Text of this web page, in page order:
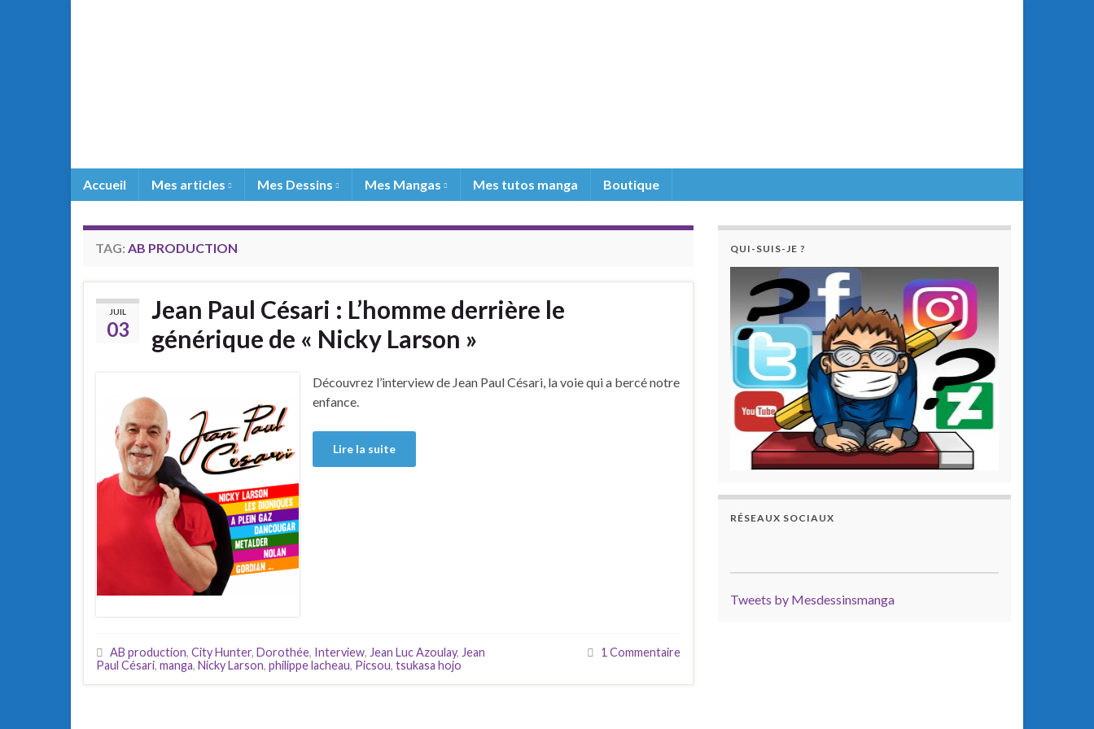
Accueil Mes articles Mes Dessins Mes Mangas Mes tutos manga Boutique
TAG: AB PRODUCTION
JUIL
03
Jean Paul Césari : L’homme derrière le
générique de « Nicky Larson »
Découvrez l’interview de Jean Paul Césari, la voie qui a bercé notre
enfance.
Lire la suite
AB production, City Hunter, Dorothée, Interview, Jean Luc Azoulay, Jean
Paul Césari, manga, Nicky Larson, philippe lacheau, Picsou, tsukasa hojo
1 Commentaire
QUI-SUIS-JE ?
RÉSEAUX SOCIAUX
Tweets by Mesdessinsmanga